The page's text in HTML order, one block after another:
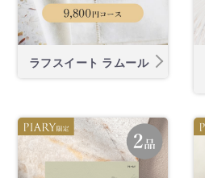
ラフスイート ラムール